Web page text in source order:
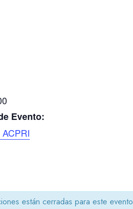
Evento:
están cerradas para este evento